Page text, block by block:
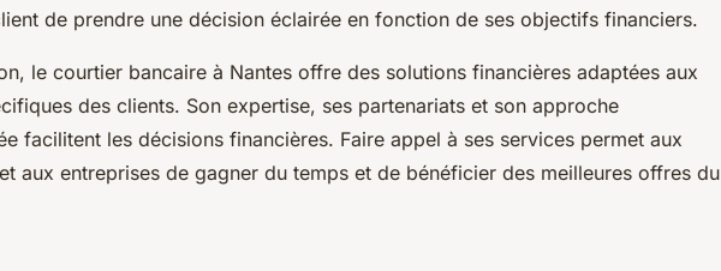
de prendre une décision éclairée en fonction de ses objectifs financiers.
le courtier bancaire à Nantes offre des solutions financières adaptées aux
des clients. Son expertise, ses partenariats et son approche
facilitent les décisions financières. Faire appel à ses services permet aux
aux entreprises de gagner du temps et de bénéficier des meilleures offres du